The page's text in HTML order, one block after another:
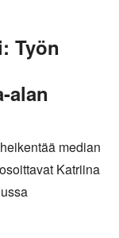
Työn
alan
median
Katriina